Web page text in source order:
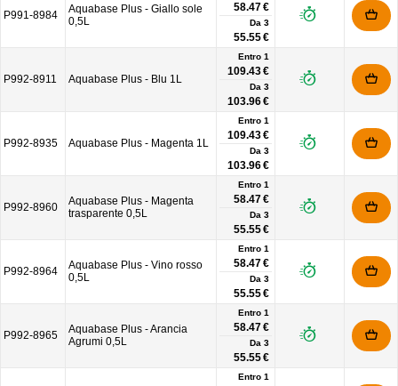
P991-8984
Aquabase Plus - Giallo sole
0,5L
58.47 €
Da 3
55.55 €
P992-8911 Aquabase Plus - Blu 1L
Entro 1
109.43 €
Da 3
103.96 €
P992-8935 Aquabase Plus - Magenta 1L
Entro 1
109.43 €
Da 3
103.96 €
P992-8960
Aquabase Plus - Magenta
trasparente 0,5L
Entro 1
58.47 €
Da 3
55.55 €
P992-8964
Aquabase Plus - Vino rosso
0,5L
Entro 1
58.47 €
Da 3
55.55 €
P992-8965
Aquabase Plus - Arancia
Agrumi 0,5L
Entro 1
58.47 €
Da 3
55.55 €
Entro 1